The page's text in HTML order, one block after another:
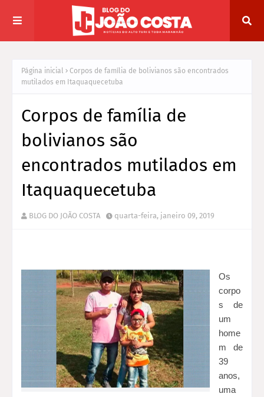
Página inicial
Corpos de família de bolivianos são encontrados
mutilados em Itaquaquecetuba
Corpos de família de
bolivianos são
encontrados mutilados em
Itaquaquecetuba
BLOG DO JOÃO COSTA quarta-feira, janeiro 09, 2019
Os
corpo
s de
um
home
m de
39
anos,
uma